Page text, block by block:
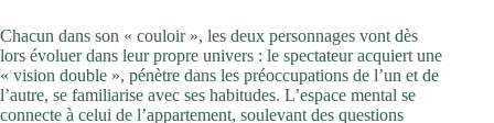
Chacun dans son « couloir », les deux personnages vont dès
lors évoluer dans leur propre univers : le spectateur acquiert une
« vision double », pénètre dans les préoccupations de l’un et de
l’autre, se familiarise avec ses habitudes. L’espace mental se
connecte à celui de l’appartement, soulevant des questions